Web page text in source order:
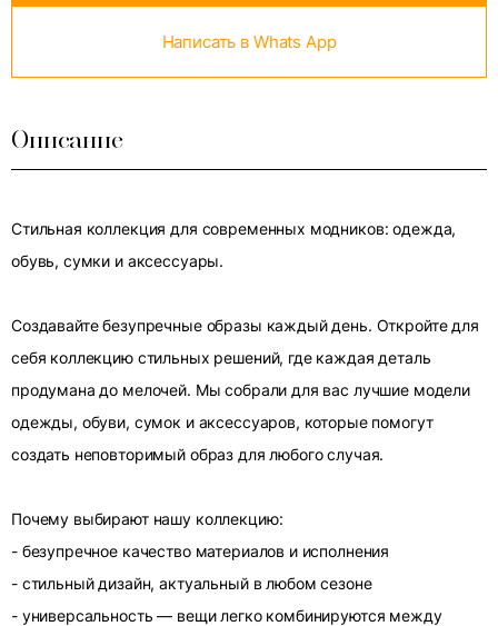
Написать в Whats App
Описание
Стильная коллекция для современных модников: одежда,
обувь, сумки и аксессуары.
Создавайте безупречные образы каждый день. Откройте для
себя коллекцию стильных решений, где каждая деталь
продумана до мелочей. Мы собрали для вас лучшие модели
одежды, обуви, сумок и аксессуаров, которые помогут
создать неповторимый образ для любого случая.
Почему выбирают нашу коллекцию:
- безупречное качество материалов и исполнения
- стильный дизайн, актуальный в любом сезоне
- универсальность — вещи легко комбинируются между